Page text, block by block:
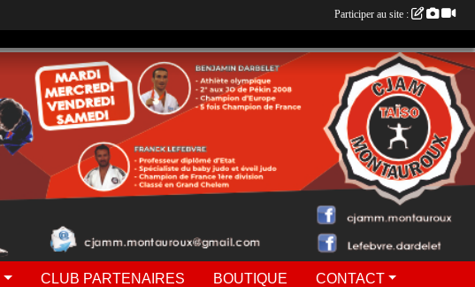
CLUB PARTENAIRES BOUTIQUE CONTACT
Participer au site :